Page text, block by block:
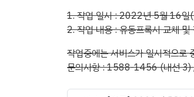
1. 작업 일시 : 2022년 5월 16
2. 작업 내용 : 유동프록시 교체 및
작업중에는 서비스가 일시적으로
문의사항 : 1588-1456 (내선 3)